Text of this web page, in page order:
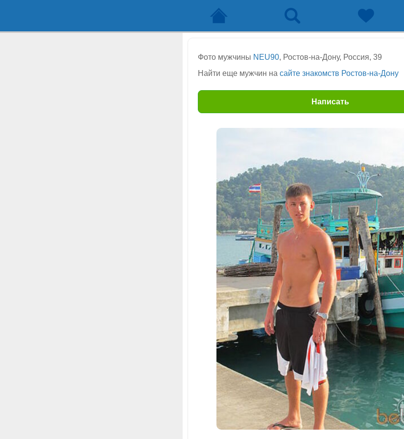
Фото мужчины NEU90, Ростов-на-Дону, Россия, 39
Найти еще мужчин на сайте знакомств Ростов-на-Дону
Написать